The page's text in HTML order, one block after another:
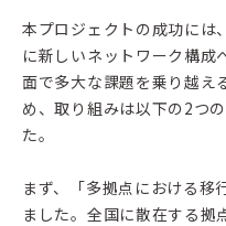
本プロジェクトの成功には
に新しいネットワーク構成
面で多大な課題を乗り越え
め、取り組みは以下の2つ
た。
まず、「多拠点における移
ました。全国に散在する拠